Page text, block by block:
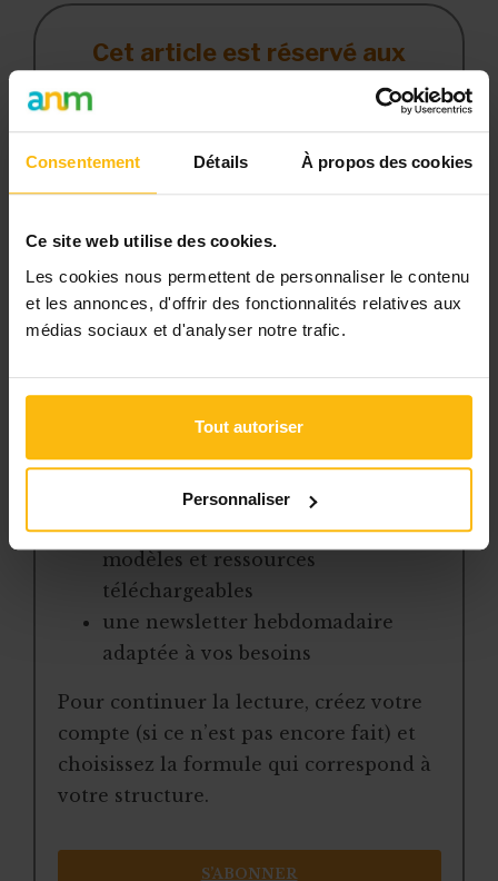
Consentement Détails À propos des cookies
Ce site web utilise des cookies.
Les cookies nous permettent de personnaliser le contenu
et les annonces, d'offrir des fonctionnalités relatives aux
médias sociaux et d'analyser notre trafic.
Tout autoriser
Personnaliser
Cet article est réservé aux
L’abonnement MonASBL vous donne
un accès complet à des ressources
bénéficiez de :
l’accès libre à l’ensemble des
contenus du site
des articles, dossiers et conseils
pratiques régulièrement mis à jour
la veille sur les lois, règles et
jurisprudence
une boîte à outils avec des
modèles et ressources
téléchargeables
une newsletter hebdomadaire
adaptée à vos besoins
Pour continuer la lecture, créez votre
compte (si ce n’est pas encore fait) et
choisissez la formule qui correspond à
votre structure.
S’ABONNER